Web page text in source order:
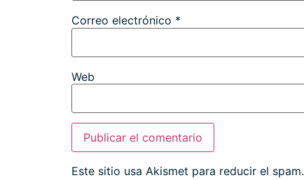
Correo electrónico *
Web
Este sitio usa Akismet para reducir el spam.